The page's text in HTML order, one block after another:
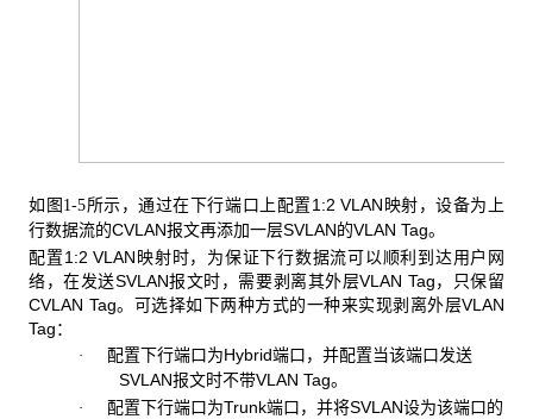
如 图1-5所示，通过在下行端口上配置1:2 VLAN映射，设备为上
行数据流的CVLAN报文再添加一层SVLAN的VLAN Tag。
配置1:2 VLAN映射时，为保证下行数据流可以顺利到达用户网
络，在发送SVLAN报文时，需要剥离其外层VLAN Tag，只保留
CVLAN Tag。可选择如下两种方式的一种来实现剥离外层VLAN
Tag：
· 配置下行端口为Hybrid端口，并配置当该端口发送
SVLAN报文时不带VLAN Tag。
· 配置下行端口为Trunk端口，并将SVLAN设为该端口的